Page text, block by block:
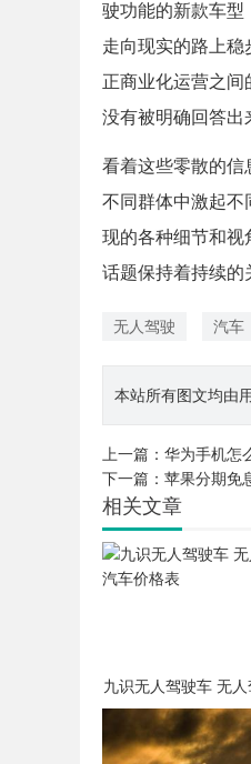
驶功能的新款车型
走向现实的路上
正商业化运营之
没有被明确回答出
看着这些零散的信
不同群体中激起不
现的各种细节和视
话题保持着持续的
无人驾驶 汽车
本站所有图文均由
上一篇： 华为手机怎
下一篇： 苹果分期免
相关文章
九识无人驾驶车 无
价格表